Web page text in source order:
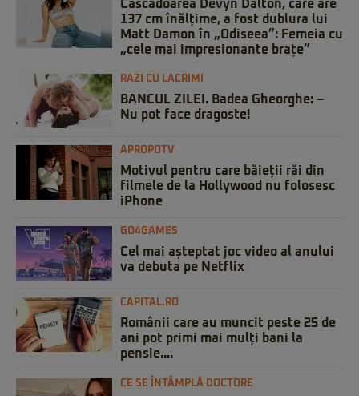
Cascadoarea Devyn Dalton, care are
137 cm înălțime, a fost dublura lui
Matt Damon în „Odiseea”: Femeia cu
„cele mai impresionante brațe”
RAZI CU LACRIMI
BANCUL ZILEI. Badea Gheorghe: –
Nu pot face dragoste!
APROPOTV
Motivul pentru care băieții răi din
filmele de la Hollywood nu folosesc
iPhone
GO4GAMES
Cel mai așteptat joc video al anului
va debuta pe Netflix
CAPITAL.RO
Românii care au muncit peste 25 de
ani pot primi mai mulți bani la
pensie....
CE SE ÎNTÂMPLĂ DOCTORE